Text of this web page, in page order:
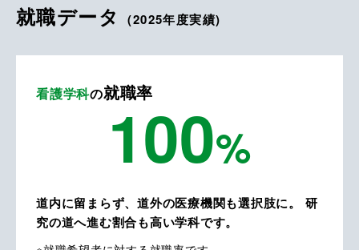
就職データ (2025年度実績)
看護学科の就職率
100%
道内に留まらず、道外の医療機関も選択肢に。 研
究の道へ進む割合も高い学科です。